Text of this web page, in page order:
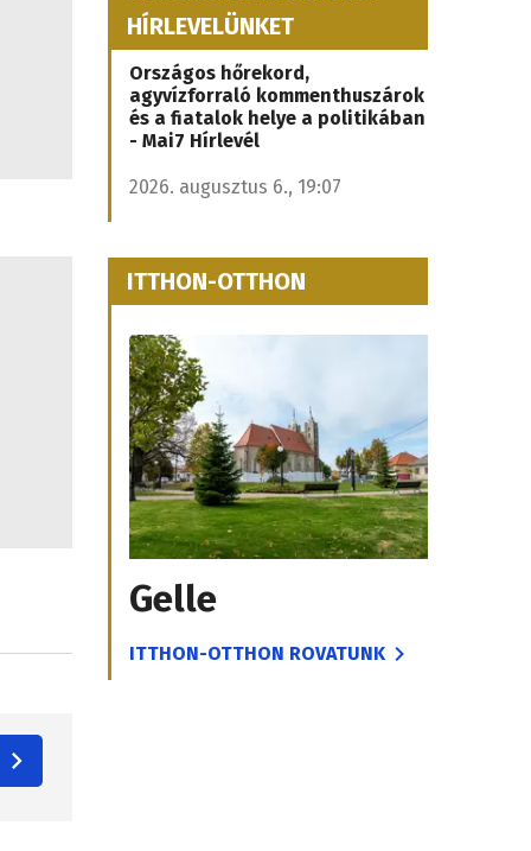
HÍRLEVELÜNKET
Országos hőrekord,
agyvízforraló kommenthuszárok
és a fiatalok helye a politikában
- Mai7 Hírlevél
2026. augusztus 6., 19:07
ITTHON-OTTHON
Gelle
ITTHON-OTTHON ROVATUNK